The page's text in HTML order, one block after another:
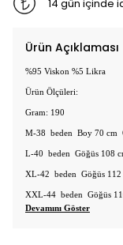
14 gün içinde
Ürün Açıklaması
%95 Viskon %5 Likra
Ürün Ölçüleri:
Gram: 190
M-38 beden Boy 70 cm
L-40 beden Göğüs 108
XL-42 beden Göğüs 112
XXL-44 beden Göğüs
Devamını Göster